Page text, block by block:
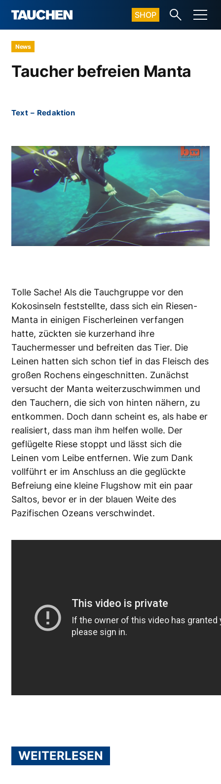
SHOP
News
Taucher befreien Manta
Text – Redaktion
Tolle Sache! Als die Tauchgruppe vor den
Kokosinseln feststellte, dass sich ein Riesen-
Manta in einigen Fischerleinen verfangen
hatte, zückten sie kurzerhand ihre
Tauchermesser und befreiten das Tier. Die
Leinen hatten sich schon tief in das Fleisch des
großen Rochens eingeschnitten. Zunächst
versucht der Manta weiterzuschwimmen und
den Tauchern, die sich von hinten nähern, zu
entkommen. Doch dann scheint es, als habe er
realisiert, dass man ihm helfen wolle. Der
geflügelte Riese stoppt und lässt sich die
Leinen vom Leibe entfernen. Wie zum Dank
vollführt er im Anschluss an die geglückte
Befreiung eine kleine Flugshow mit ein paar
Saltos, bevor er in der blauen Weite des
Pazifischen Ozeans verschwindet.
WEITERLESEN